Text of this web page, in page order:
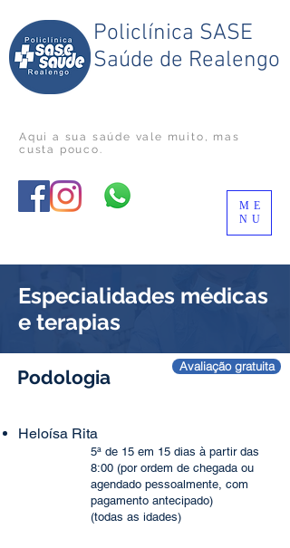
Policlínica SASE
Saúde de Realengo
Aqui a sua saúde vale muito , mas
custa pouco.
ME
NU
Especialidades médicas
e terapias
Podologia Avaliação gratuita
Heloísa Rita
5ª de 15 em 15 dias à partir das
8:00 (por ordem de chegada ou
agendado pessoalmente, com
pagamento antecipado)
(todas as idades)